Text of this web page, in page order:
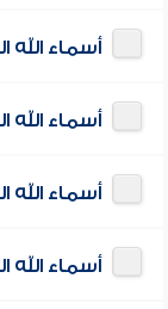
أسماء الله
أسماء الله
أسماء
أسماء الله